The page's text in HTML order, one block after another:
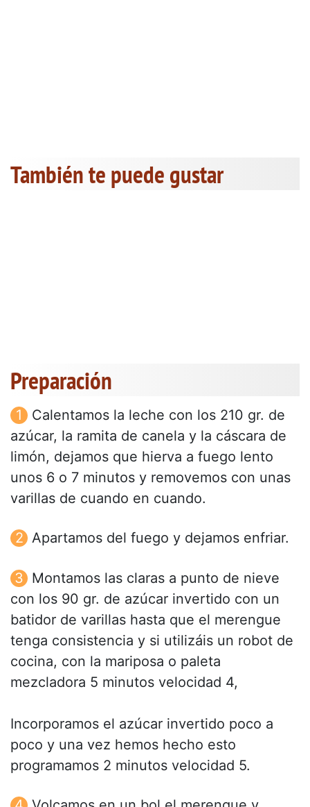
También te puede gustar
Preparación
Calentamos la leche con los 210 gr. de
azúcar, la ramita de canela y la cáscara de
limón, dejamos que hierva a fuego lento
unos 6 o 7 minutos y removemos con unas
varillas de cuando en cuando.
Apartamos del fuego y dejamos enfriar.
Montamos las claras a punto de nieve
con los 90 gr. de azúcar invertido con un
batidor de varillas hasta que el merengue
tenga consistencia y si utilizáis un robot de
cocina, con la mariposa o paleta
mezcladora 5 minutos velocidad 4,
Incorporamos el azúcar invertido poco a
poco y una vez hemos hecho esto
programamos 2 minutos velocidad 5.